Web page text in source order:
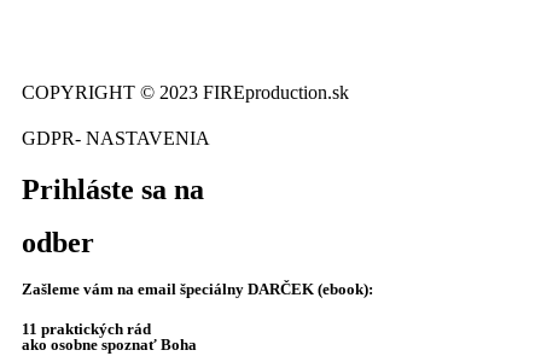
COPYRIGHT © 2023 FIREproduction.sk
GDPR- NASTAVENIA
Prihláste sa na
odber
Zašleme vám na email špeciálny DARČEK (ebook):
11 praktických rád
ako osobne spoznať Boha